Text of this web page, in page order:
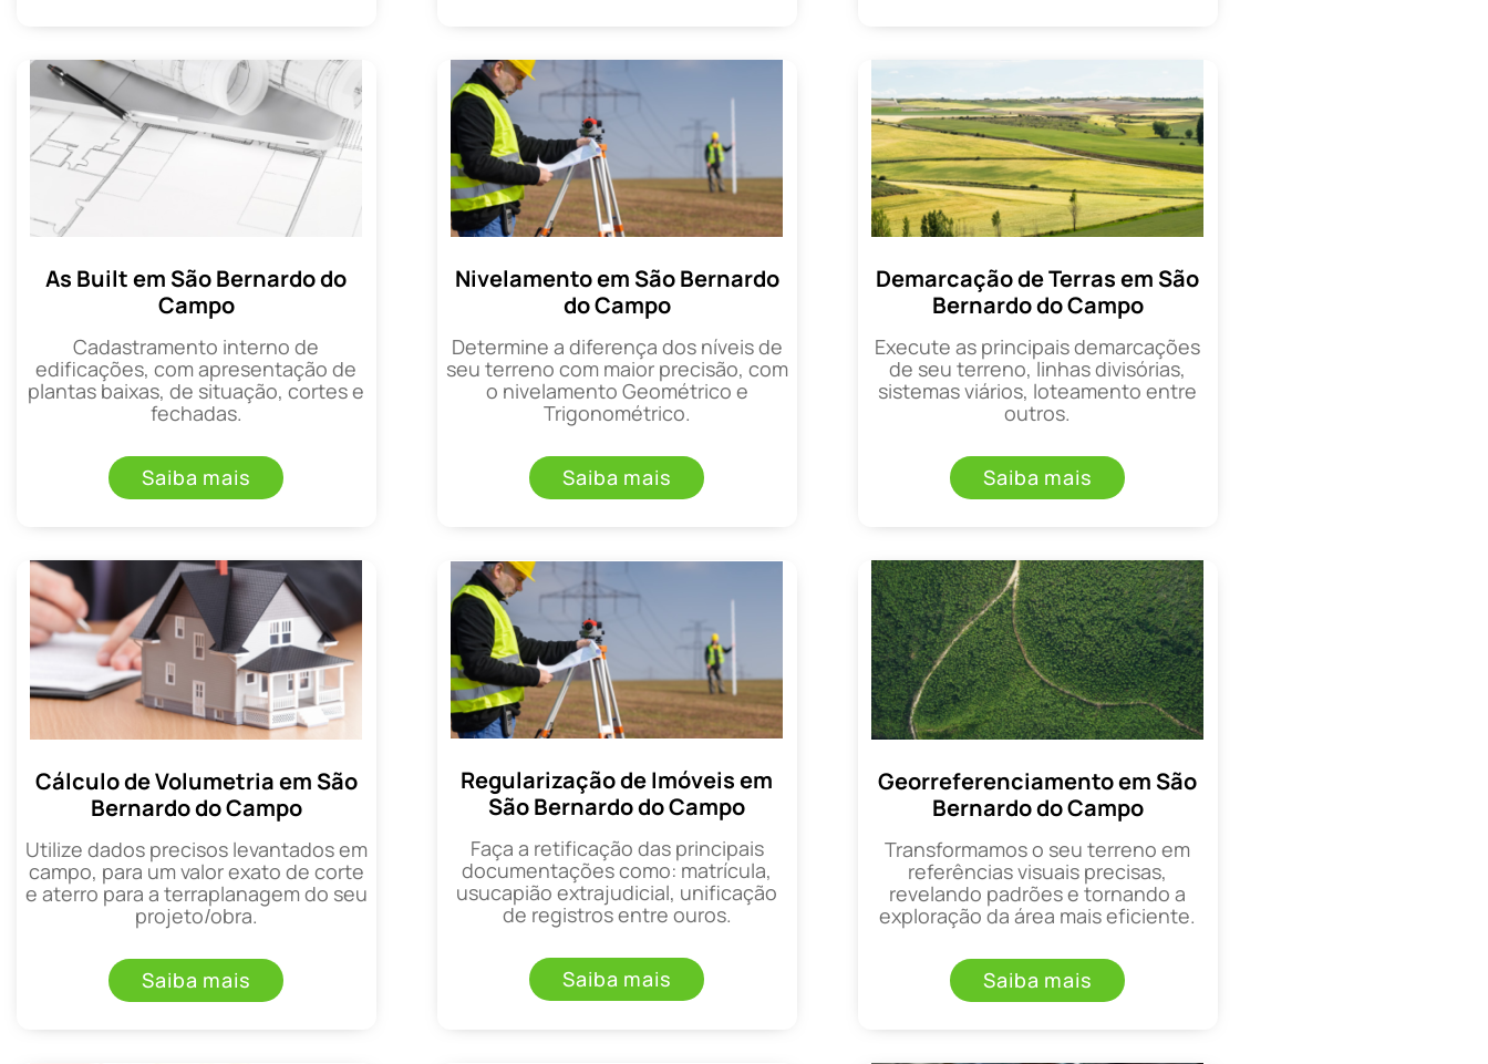
As Built em São Bernardo do
Campo
Cadastramento interno de
edificações, com apresentação de
plantas baixas, de situação, cortes e
fechadas.
Saiba mais
Nivelamento em São Bernardo
do Campo
Determine a diferença dos níveis de
seu terreno com maior precisão, com
o nivelamento Geométrico e
Trigonométrico.
Saiba mais
Demarcação de Terras em São
Bernardo do Campo
Execute as principais demarcações
de seu terreno, linhas divisórias,
sistemas viários, loteamento entre
outros.
Saiba mais
Cálculo de Volumetria em São
Bernardo do Campo
Utilize dados precisos levantados em
campo, para um valor exato de corte
e aterro para a terraplanagem do seu
projeto/obra.
Saiba mais
Regularização de Imóveis em
São Bernardo do Campo
Faça a retificação das principais
documentações como: matrícula,
usucapião extrajudicial, unificação
de registros entre ouros.
Saiba mais
Georreferenciamento em São
Bernardo do Campo
Transformamos o seu terreno em
referências visuais precisas,
revelando padrões e tornando a
exploração da área mais eficiente.
Saiba mais